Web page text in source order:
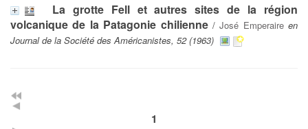
La grotte Fell et autres sites de la région
volcanique de la Patagonie chilienne/José Emperaire en
Journal de la Société des Américanistes, 52 (1963)
1